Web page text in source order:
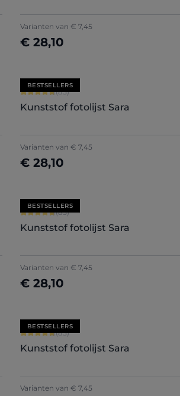
Varianten van € 7,45
€ 28,10
Nu configureren
BESTSELLERS
Gemiddelde waardering van 4.71
(85)
Kunststof fotolijst Sara
Varianten van € 7,45
€ 28,10
Nu configureren
BESTSELLERS
Gemiddelde waardering van 4.71
(85)
Kunststof fotolijst Sara
Varianten van € 7,45
€ 28,10
Nu configureren
BESTSELLERS
Gemiddelde waardering van 4.71
(85)
Kunststof fotolijst Sara
Varianten van € 7,45